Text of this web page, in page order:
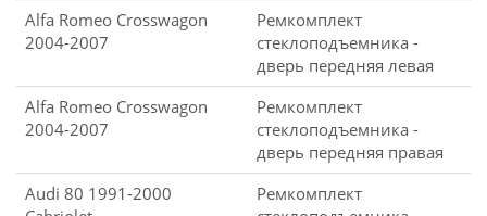
Alfa Romeo Crosswagon
2004-2007
Ремкомплект
стеклоподъемника -
дверь передняя левая
Alfa Romeo Crosswagon
2004-2007
Ремкомплект
стеклоподъемника -
дверь передняя правая
Audi 80 1991-2000
Ремкомплект